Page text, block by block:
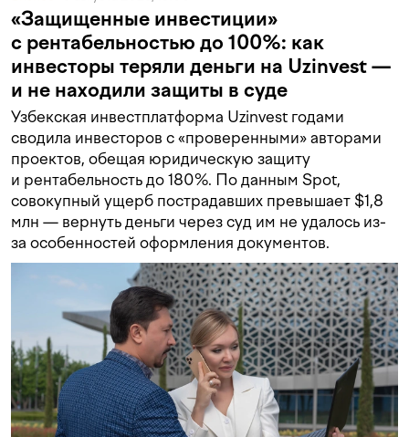
«Защищенные инвестиции»
с рентабельностью до 100%: как
инвесторы теряли деньги на Uzinvest —
и не находили защиты в суде
Узбекская инвестплатформа Uzinvest годами
сводила инвесторов с «проверенными» авторами
проектов, обещая юридическую защиту
и рентабельность до 180%. По данным Spot,
совокупный ущерб пострадавших превышает $1,8
млн — вернуть деньги через суд им не удалось из-
за особенностей оформления документов.